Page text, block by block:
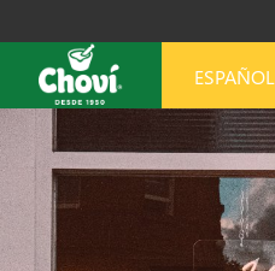
ESPAÑOL